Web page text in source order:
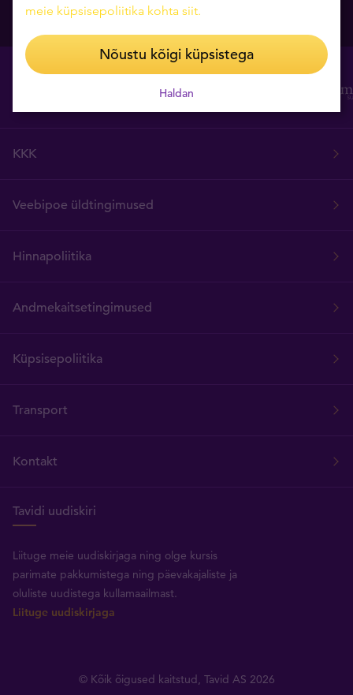
07.08.2026
KKK
Veebipoe üldtingimused
Hinnapoliitika
Andmekaitsetingimused
Küpsisepoliitika
Transport
Kontakt
Tavidi uudiskiri
Liituge meie uudiskirjaga ning olge kursis
parimate pakkumistega ning päevakajaliste ja
oluliste uudistega kullamaailmast.
Liituge uudiskirjaga
© Kõik õigused kaitstud, Tavid AS 2026
meie küpsisepoliitika kohta siit.
Nõustu kõigi küpsistega
Haldan